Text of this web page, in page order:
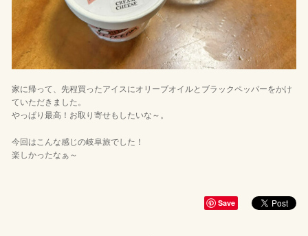
家に帰って、先程買ったアイスにオリーブオイルとブラックペッパーをかけ
ていただきました。
やっぱり最高！お取り寄せもしたいな～。
今回はこんな感じの岐阜旅でした！
楽しかったなぁ～
Save